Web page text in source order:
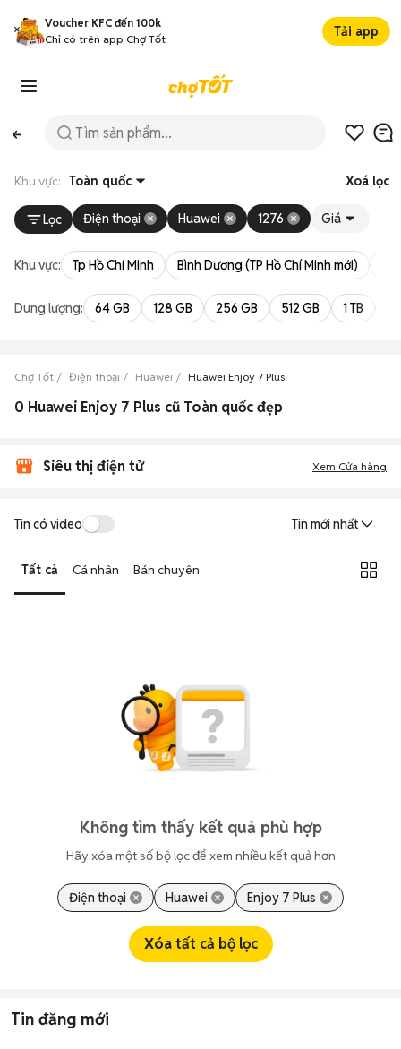
Voucher KFC đến 100k
Chỉ có trên app Chợ Tốt
Tải app
Khu vực: Toàn quốc Xoá lọc
Lọc Điện thoại Huawei 1276 Giá
Khu vực: Tp Hồ Chí Minh Bình Dương (TP Hồ Chí Minh mới)
Dung lượng: 64 GB 128 GB 256 GB 512 GB 1 TB
Chợ Tốt Điện thoại Huawei Huawei Enjoy 7 Plus
0 Huawei Enjoy 7 Plus cũ Toàn quốc đẹp
Siêu thị điện tử Xem Cửa hàng
Tin có video Tin mới nhất
Tất cả Cá nhân Bán chuyên
Không tìm thấy kết quả phù hợp
Hãy xóa một số bộ lọc để xem nhiều kết quả hơn
Điện thoại Huawei Enjoy 7 Plus
Xóa tất cả bộ lọc
Tin đăng mới